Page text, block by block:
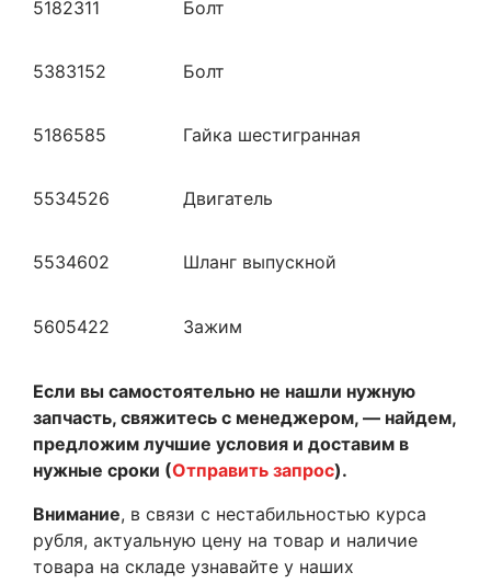
5182311 Болт
5383152 Болт
5186585 Гайка шестигранная
5534526 Двигатель
5534602 Шланг выпускной
5605422 Зажим
Если вы самостоятельно не нашли нужную
запчасть, свяжитесь с менеджером, — найдем,
предложим лучшие условия и доставим в
нужные сроки (Отправить запрос).
Внимание, в связи с нестабильностью курса
рубля, актуальную цену на товар и наличие
товара на складе узнавайте у наших